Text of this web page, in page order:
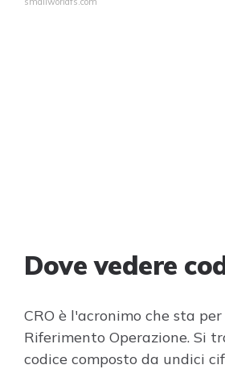
Dove vedere
CRO è l'acronimo che sta per
Riferimento Operazione. Si
codice composto da undici